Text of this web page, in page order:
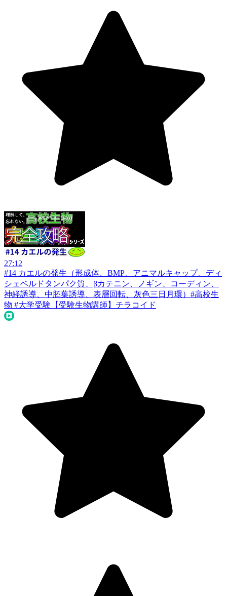
27:12
#14 カエルの発生（形成体、BMP、アニマルキャップ、ディ
シェベルドタンパク質、βカテニン、ノギン、コーディン、
神経誘導、中胚葉誘導、表層回転、灰色三日月環）#高校生
物 #大学受験 【受験生物講師】チラコイド